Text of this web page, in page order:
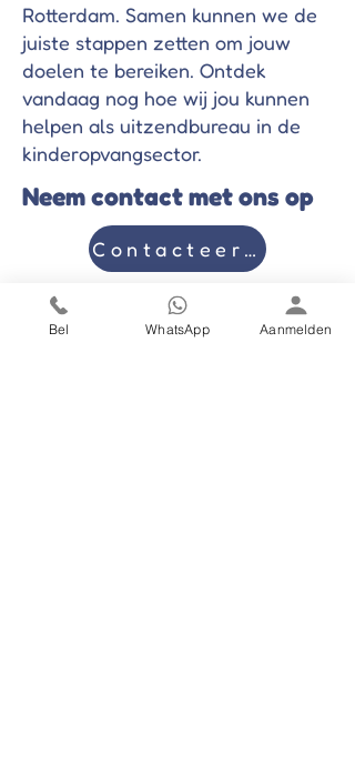
Rotterdam. Samen kunnen we de
juiste stappen zetten om jouw
doelen te bereiken. Ontdek
vandaag nog hoe wij jou kunnen
helpen als uitzendbureau in de
kinderopvangsector.
Neem contact met ons op
Contacteer ons
Bel WhatsApp Aanmelden